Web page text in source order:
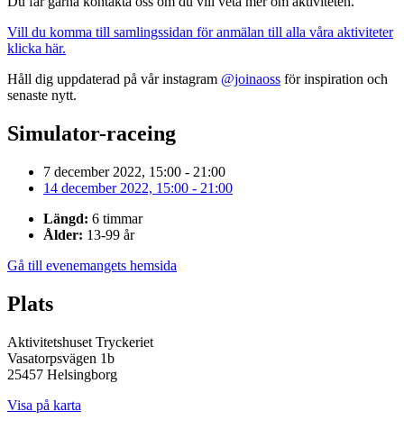
Vill du komma till samlingssidan för anmälan till alla våra aktiviteter
klicka här.
Håll dig uppdaterad på vår instagram @joinaoss för inspiration och
senaste nytt.
Simulator-raceing
7 december 2022, 15:00 - 21:00
14 december 2022, 15:00 - 21:00
Längd: 6 timmar
Ålder: 13-99 år
Gå till evenemangets hemsida
Plats
Aktivitetshuset Tryckeriet
Vasatorpsvägen 1b
25457 Helsingborg
Visa på karta